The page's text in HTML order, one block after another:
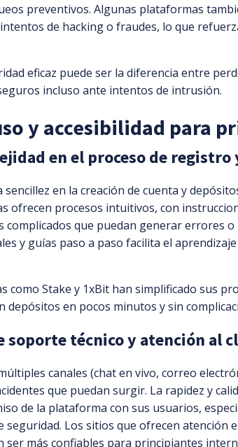
preventivos. Algunas plataformas
de hacking o fraudes, lo que
eficaz puede ser la diferencia entre
incluso ante intentos de intrusión.
y accesibilidad para
en el proceso de
en la creación de cuenta y
ofrecen procesos intuitivos, con
complicados que puedan generar errores o
y guías paso a paso facilita el aprendizaje
como Stake y 1xBit han simplificado sus
depósitos en pocos minutos y sin
soporte técnico y atención al
canales (chat en vivo, correo
que puedan surgir. La rapidez y
de la plataforma con sus usuarios,
seguridad. Los sitios que ofrecen atención
ser más confiables para principiantes